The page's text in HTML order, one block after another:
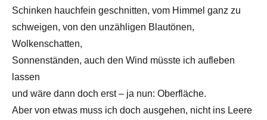
Schinken hauchfein geschnitten, vom Himmel ganz zu
schweigen, von den unzähligen Blautönen,
Wolkenschatten,
Sonnenständen, auch den Wind müsste ich aufleben
lassen
und wäre dann doch erst – ja nun: Oberfläche.
Aber von etwas muss ich doch ausgehen, nicht ins Leere